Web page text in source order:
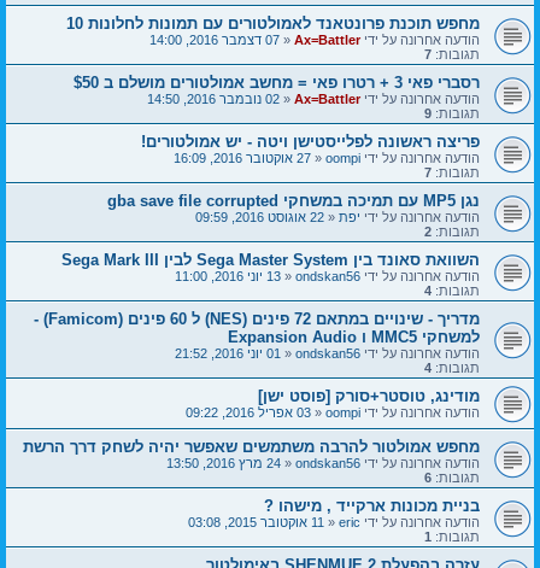
מחפש תוכנת פרונטאנד לאמולטורים עם תמונות לחלונות 10
הודעה אחרונה על ידי Ax=Battler
«07 דצמבר 2016, 14:00
תגובות: 7
רסברי פאי 3 + רטרו פאי = מחשב אמולטורים מושלם ב $50
הודעה אחרונה על ידי Ax=Battler
«02 נובמבר 2016, 14:50
תגובות: 9
פריצה ראשונה לפלייסטישן ויטה - יש אמולטורים!
הודעה אחרונה על ידי oompi
«27 אוקטובר 2016, 16:09
תגובות: 7
נגן MP5 עם תמיכה במשחקי gba save file corrupted
הודעה אחרונה על ידי יפת«22 אוגוסט 2016, 09:59
תגובות: 2
השוואת סאונד בין Sega Master System לבין Sega Mark III
הודעה אחרונה על ידי ondskan56
«13 יוני 2016, 11:00
תגובות: 4
מדריך - שינויים במתאם 72 פינים (NES) ל 60 פינים (Famicom) -
למשחקי MMC5 ו Expansion Audio
הודעה אחרונה על ידי ondskan56
«01 יוני 2016, 21:52
תגובות: 4
מודינג, טוסטר+סורק [פוסט ישן]
הודעה אחרונה על ידי oompi
«03 אפריל 2016, 09:22
מחפש אמולטור להרבה משתמשים שאפשר יהיה לשחק דרך הרשת
הודעה אחרונה על ידי ondskan56
«24 מרץ 2016, 13:50
תגובות: 6
בניית מכונות ארקייד , מישהו ?
הודעה אחרונה על ידי eric
«11 אוקטובר 2015, 03:08
תגובות: 1